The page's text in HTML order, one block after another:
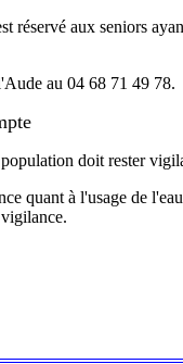
réservé aux seniors
au 04 68 71 49 78.
doit rester
quant à l'usage de